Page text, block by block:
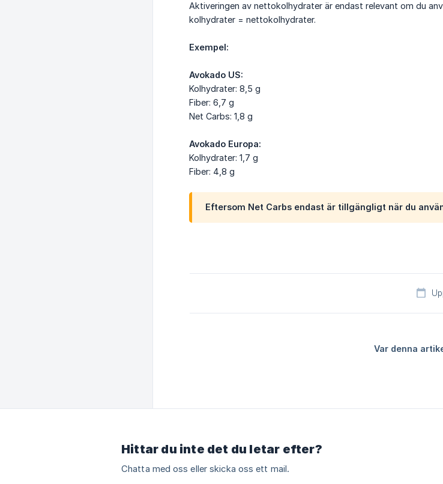
Aktiveringen av nettokolhydrater är endast relevant om du
kolhydrater = nettokolhydrater.
Exempel:
Avokado US:
Kolhydrater: 8,5 g
Fiber: 6,7 g
Net Carbs: 1,8 g
Avokado Europa:
Kolhydrater: 1,7 g
Fiber: 4,8 g
Eftersom Net Carbs endast är tillgängligt när du
Var denna
Hittar du inte det du letar efter?
Chatta med oss eller skicka oss ett mail.